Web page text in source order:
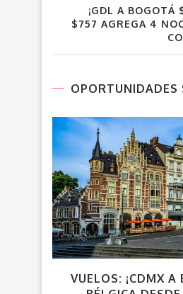
¡GDL A BOGOTÁ
$757 AGREGA 4
OPORTUNIDADES
VUELOS: ¡CDMX A